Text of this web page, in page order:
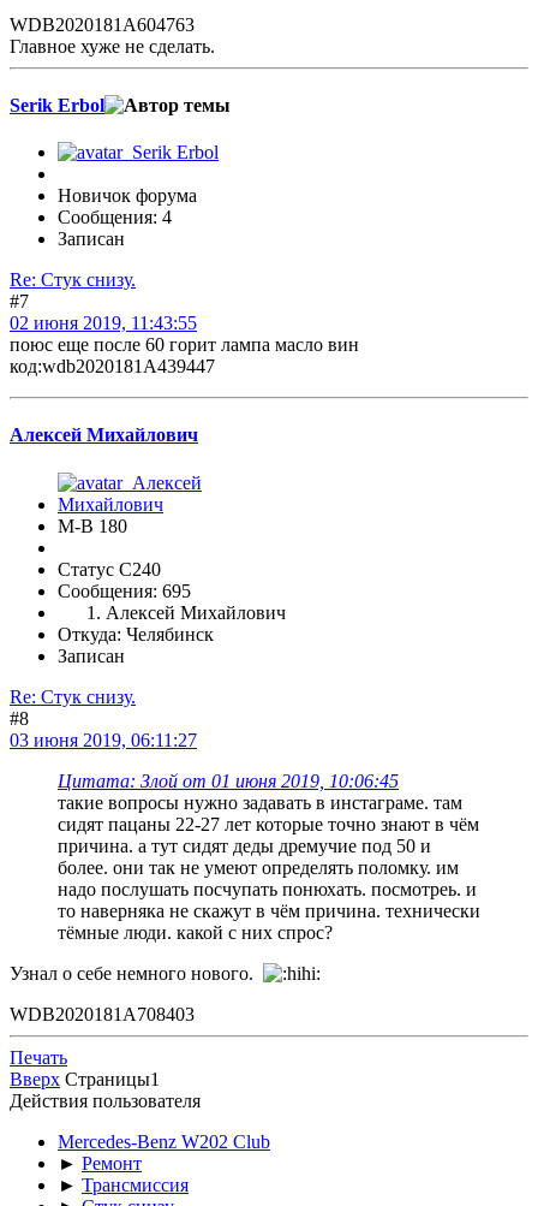
WDB2020181A604763
Главное хуже не сделать.
Serik Erbol
Новичок форума
Сообщения: 4
Записан
Re: Стук снизу.
#7
02 июня 2019, 11:43:55
поюс еще после 60 горит лампа масло вин
код:wdb2020181A439447
Алексей Михайлович
М-В 180
Статус C240
Сообщения: 695
Алексей Михайлович
Откуда: Челябинск
Записан
Re: Стук снизу.
#8
03 июня 2019, 06:11:27
Цитата: Злой от 01 июня 2019, 10:06:45
такие вопросы нужно задавать в инстаграме. там
сидят пацаны 22-27 лет которые точно знают в чём
причина. а тут сидят деды дремучие под 50 и
более. они так не умеют определять поломку. им
надо послушать посчупать понюхать. посмотреь. и
то наверняка не скажут в чём причина. технически
тёмные люди. какой с них спрос?
Узнал о себе немного нового.
WDB2020181A708403
Печать
Вверх Страницы1
Действия пользователя
Mercedes-Benz W202 Club
► Ремонт
► Трансмиссия